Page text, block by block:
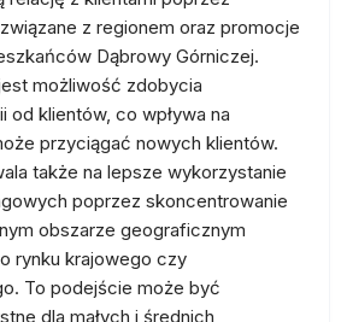
z regionem oraz promocje
Dąbrowy Górniczej.
możliwość zdobycia
od klientów, co wpływa na
przyciągać nowych klientów.
także na lepsze wykorzystanie
poprzez skoncentrowanie
obszarze geograficznym
rynku krajowego czy
To podejście może być
dla małych i średnich